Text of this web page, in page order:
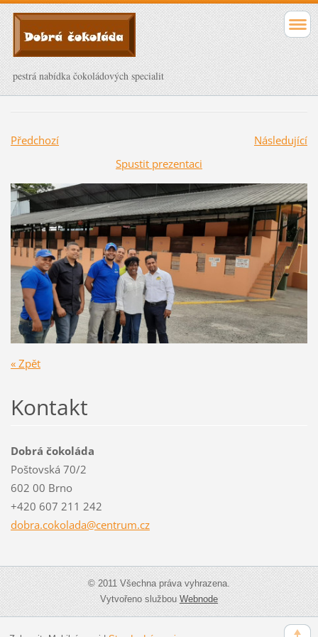
pestrá nabídka čokoládových specialit
Předchozí
Následující
Spustit prezentaci
« Zpět
Kontakt
Dobrá čokoláda
Poštovská 70/2
602 00 Brno
+420 607 211 242
dobra.cokolada@centrum.cz
© 2011 Všechna práva vyhrazena.
Vytvořeno službouWebnode